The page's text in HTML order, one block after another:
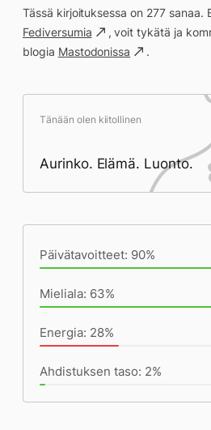
Tässä kirjoituksessa on 277 sanaa.
Fediversumia
, voit tykätä ja
blogia Mastodonissa .
Tänään olen kiitollinen
Aurinko. Elämä. Luonto.
Päivätavoitteet: 90%
Mieliala: 63%
Energia: 28%
Ahdistuksen taso: 2%